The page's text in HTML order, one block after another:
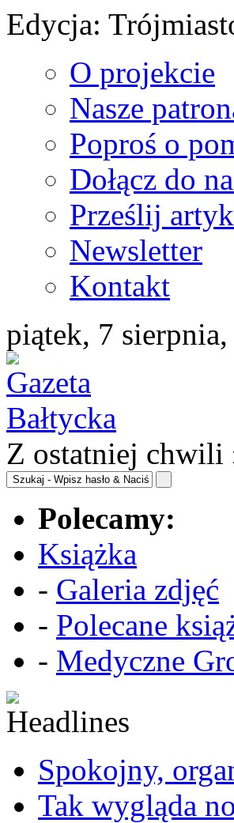
Edycja:
O projekcie
Nasze
Poproś o
Dołącz do
Prześlij
Newsletter
Kontakt
piątek, 7
Z ostatniej chwili
Polecamy:
Książka
- Galeria zdjęć
- Polecane
- Medyczne
Spokojny,
Tak wygląda